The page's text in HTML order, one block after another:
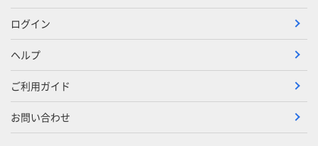
ログイン
ヘルプ
ご利用ガイド
お問い合わせ